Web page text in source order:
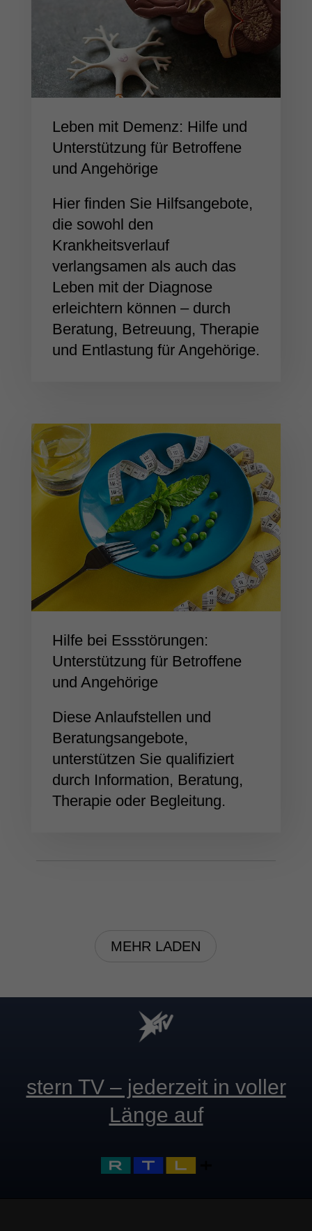
Leben mit Demenz: Hilfe und
Unterstützung für Betroffene
und Angehörige
Hier finden Sie Hilfsangebote,
die sowohl den
Krankheitsverlauf
verlangsamen als auch das
Leben mit der Diagnose
erleichtern können – durch
Beratung, Betreuung, Therapie
und Entlastung für Angehörige.
Hilfe bei Essstörungen:
Unterstützung für Betroffene
und Angehörige
Diese Anlaufstellen und
Beratungsangebote,
unterstützen Sie qualifiziert
durch Information, Beratung,
Therapie oder Begleitung.
MEHR LADEN
stern TV – jederzeit in voller
Länge auf